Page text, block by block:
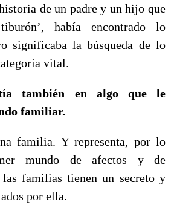
de un padre y un hijo que
había encontrado lo
significaba la búsqueda de lo
vital.
también en algo que le
familiar.
familia. Y representa, por lo
mundo de afectos y de
familias tienen un secreto y
por ella.